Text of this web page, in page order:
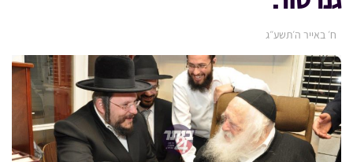
ח׳ באייר ה׳תשע״ג